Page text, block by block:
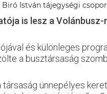
István tájegységi
is lesz a
és különleges
a busztársaság
társaság ünnepélyes